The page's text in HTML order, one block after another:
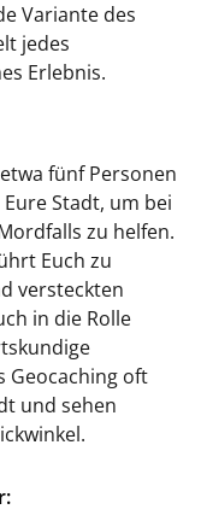
Variante des
jedes
Erlebnis.
fünf Personen
Stadt, um bei
zu helfen.
Euch zu
versteckten
in die Rolle
Geocaching oft
und sehen